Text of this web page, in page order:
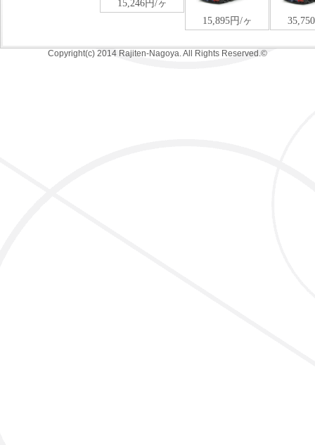
Copyright(c) 2014 Rajiten-Nagoya. All Rights Reserved.©